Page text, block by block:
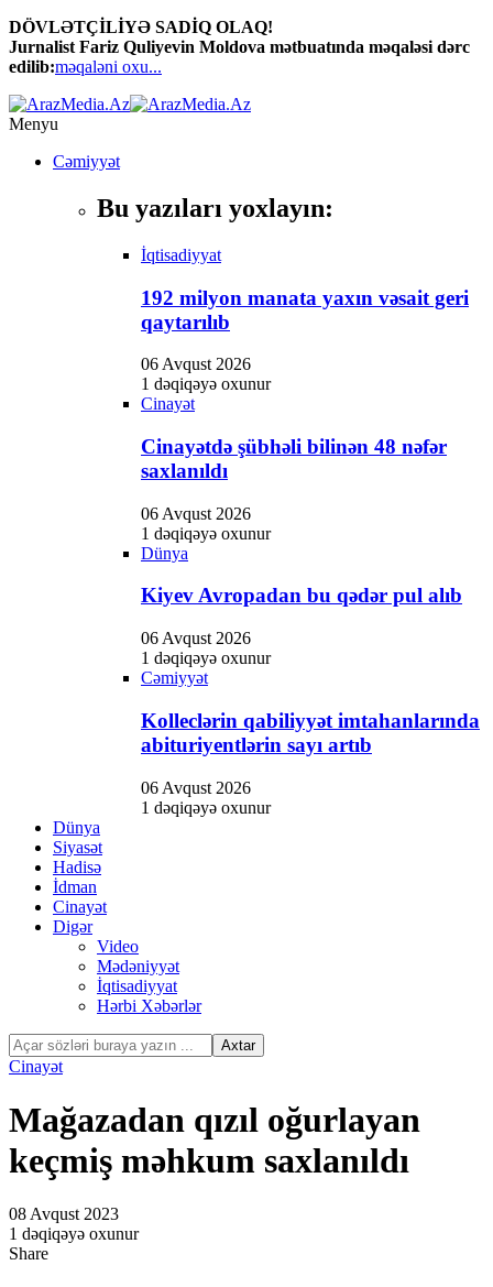
DÖVLƏTÇİLİYƏ SADİQ OLAQ!
Jurnalist Fariz Quliyevin Moldova mətbuatında məqaləsi dərc
edilib:məqaləni oxu...
Menyu
Cəmiyyət
Bu yazıları yoxlayın:
İqtisadiyyat
192 milyon manata yaxın vəsait geri
qaytarılıb
06 Avqust 2026
1 dəqiqəyə oxunur
Cinayət
Cinayətdə şübhəli bilinən 48 nəfər
saxlanıldı
06 Avqust 2026
1 dəqiqəyə oxunur
Dünya
Kiyev Avropadan bu qədər pul alıb
06 Avqust 2026
1 dəqiqəyə oxunur
Cəmiyyət
Kolleclərin qabiliyyət imtahanlarında
abituriyentlərin sayı artıb
06 Avqust 2026
1 dəqiqəyə oxunur
Dünya
Siyasət
Hadisə
İdman
Cinayət
Digər
Video
Mədəniyyət
İqtisadiyyat
Hərbi Xəbərlər
Cinayət
Mağazadan qızıl oğurlayan
keçmiş məhkum saxlanıldı
08 Avqust 2023
1 dəqiqəyə oxunur
Share